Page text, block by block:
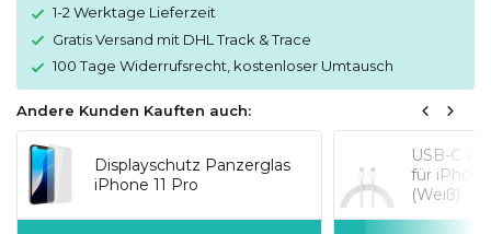
1-2 Werktage Lieferzeit
Gratis Versand mit DHL Track & Trace
100 Tage Widerrufsrecht, kostenloser Umtausch
Andere Kunden Kauften auch:
Displayschutz Panzerglas
iPhone 11 Pro
USB-C
für
(Weiß)